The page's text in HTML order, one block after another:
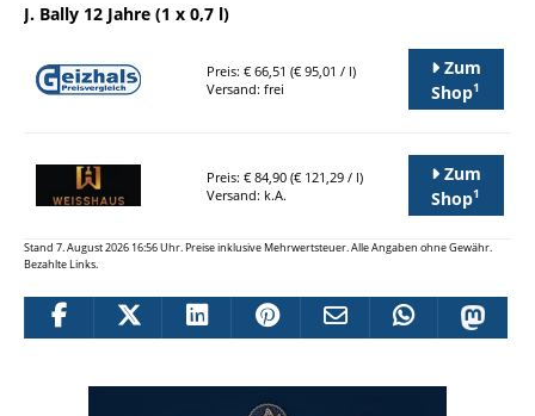
J. Bally 12 Jahre (1 x 0,7 l)
Preis: € 66,51 (€ 95,01 / l)
Versand: frei
Zum
Shop1
Preis: € 84,90 (€ 121,29 / l)
Versand: k.A.
Zum
Shop1
Stand 7. August 2026 16:56 Uhr. Preise inklusive Mehrwertsteuer. Alle Angaben ohne Gewähr.
Bezahlte Links.